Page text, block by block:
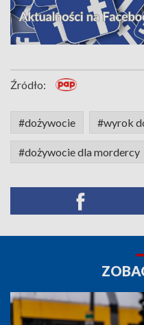
Źródło:
#dożywocie #wyrok
#dożywocie dla mordercy